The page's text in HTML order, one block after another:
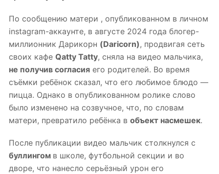
По сообщению матери , опубликованном в личном
instagram-аккаунте, в августе 2024 года блогер-
миллионник Дарикорн (Daricorn), продвигая сеть
своих кафе Qatty Tatty, сняла на видео мальчика,
не получив согласияего родителей. Во время
съёмки ребёнок сказал, что его любимое блюдо —
пицца. Однако в опубликованном ролике слово
было изменено на созвучное, что, по словам
матери, превратило ребёнка в объект насмешек.
После публикации видео мальчик столкнулся с
буллингом в школе, футбольной секции и во
дворе, что нанесло серьёзный урон его